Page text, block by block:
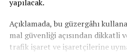
yapılacak.
Açıklamada, bu güzergâhı
mal güvenliği açısından dikkatli
trafik işaret ve işaretçilerine